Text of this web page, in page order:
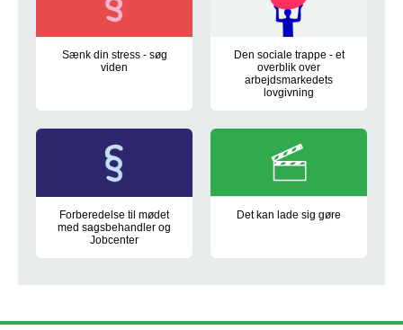
Sænk din stress - søg
viden
Læs om hvor du kan søge rådgivning og viden, hvis dit
Den sociale trappe - et
overblik over
arbejdsmarkedets
lovgivning
Forberedelse til mødet
med sagsbehandler og
Jobcenter
Det kan lade sig gøre